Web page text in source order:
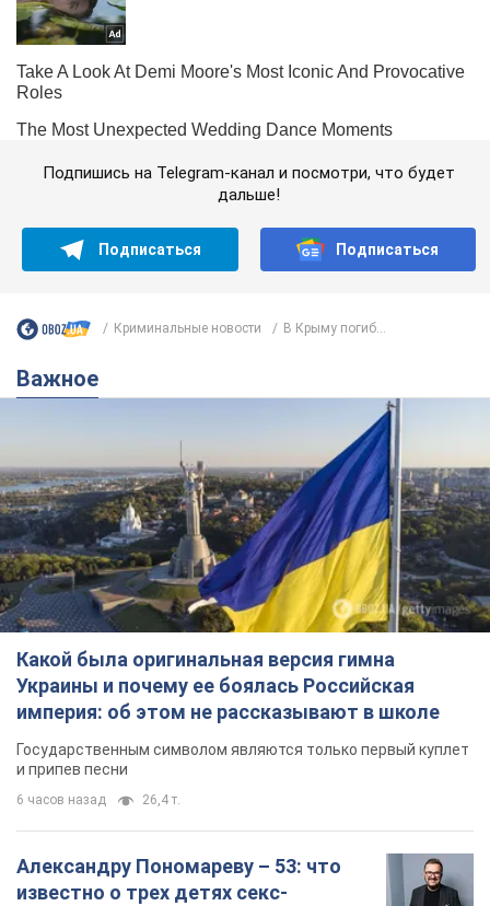
Подпишись на Telegram-канал и посмотри, что будет
дальше!
Подписаться Подписаться
Криминальные новости В Крыму погиб...
Важное
Какой была оригинальная версия гимна
Украины и почему ее боялась Российская
империя: об этом не рассказывают в школе
Государственным символом являются только первый куплет
и припев песни
6 часов назад 26,4 т.
Александру Пономареву – 53: что
известно о трех детях секс-